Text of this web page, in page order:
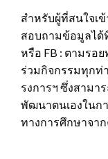
สำหรับผู้ที่สนใจเ
สอบถามข้อมูลได้
หรือ FB : ตามรอย
ร่วมกิจกรรมทุกท่
รงการฯ ซึ่งสามา
พัฒนาตนเองในก
ทางการศึกษาจา